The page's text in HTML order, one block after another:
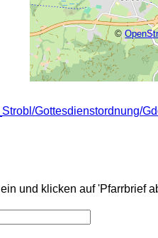
©
Gottesdienstordnung/
und klicken auf 'Pfarrbrief